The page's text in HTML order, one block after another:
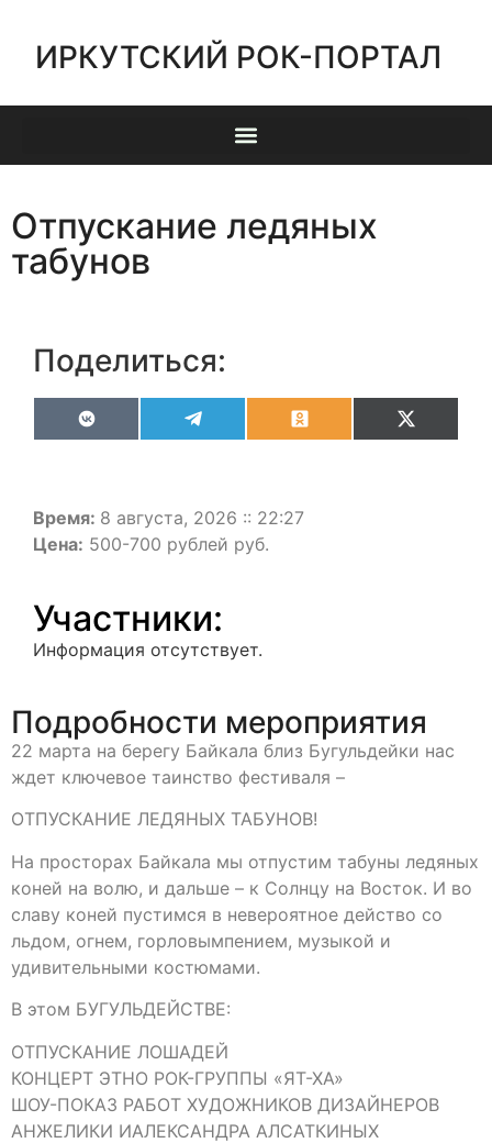
ИРКУТСКИЙ РОК-ПОРТАЛ
Отпускание ледяных
табунов
Поделиться:
VK OdnoklassnikiX
(Twitter)
Время: 8 августа, 2026 :: 22:27
Цена: 500-700 рублей руб.
Участники:
Информация отсутствует.
Подробности мероприятия
22 марта на берегу Байкала близ Бугульдейки нас
ждет ключевое таинство фестиваля –
ОТПУСКАНИЕ ЛЕДЯНЫХ ТАБУНОВ!
На просторах Байкала мы отпустим табуны ледяных
коней на волю, и дальше – к Солнцу на Восток. И во
славу коней пустимся в невероятное действо со
льдом, огнем, горловымпением, музыкой и
удивительными костюмами.
В этом БУГУЛЬДЕЙСТВЕ:
ОТПУСКАНИЕ ЛОШАДЕЙ
КОНЦЕРТ ЭТНО РОК-ГРУППЫ «ЯТ-ХА»
ШОУ-ПОКАЗ РАБОТ ХУДОЖНИКОВ ДИЗАЙНЕРОВ
АНЖЕЛИКИ ИАЛЕКСАНДРА АЛСАТКИНЫХ